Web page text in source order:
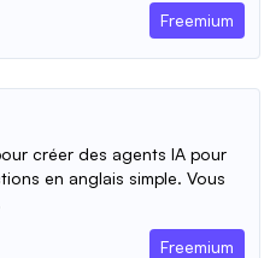
Freemium
créer des agents IA pour
en anglais simple. Vous
Freemium